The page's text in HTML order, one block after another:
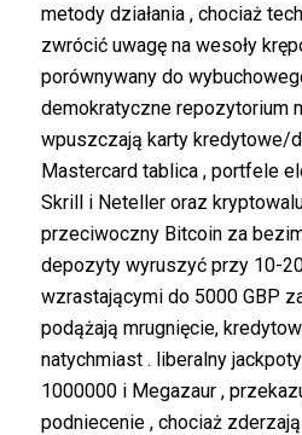
metody działania , chociaż
zwrócić uwagę na wesoły
porównywany do
demokratyczne repozytorium
wpuszczają karty kredytowe/
Mastercard tablica , portfele
Skrill i Neteller oraz
przeciwoczny Bitcoin za
depozyty wyruszyć przy 10-
wzrastającymi do 5000 GBP
podążają mrugnięcie,
natychmiast . liberalny
1000000 i Megazaur ,
podniecenie , chociaż